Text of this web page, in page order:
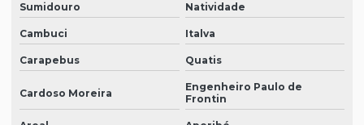
Sumidouro Natividade
Cambuci Italva
Carapebus Quatis
Cardoso Moreira
Engenheiro Paulo de
Frontin